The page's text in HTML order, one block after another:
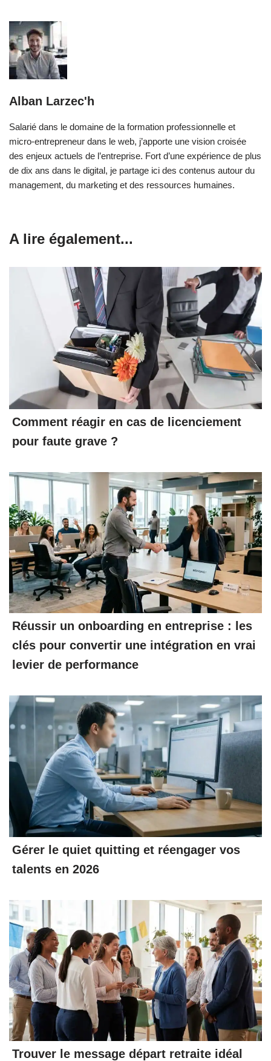
Alban Larzec'h
Salarié dans le domaine de la formation professionnelle et
micro-entrepreneur dans le web, j’apporte une vision croisée
des enjeux actuels de l’entreprise. Fort d’une expérience de plus
de dix ans dans le digital, je partage ici des contenus autour du
management, du marketing et des ressources humaines.
A lire également...
Comment réagir en cas de licenciement
pour faute grave ?
Réussir un onboarding en entreprise : les
clés pour convertir une intégration en vrai
levier de performance
Gérer le quiet quitting et réengager vos
talents en 2026
Trouver le message départ retraite idéal